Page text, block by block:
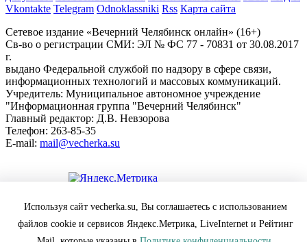
Vkontakte Telegram Odnoklassniki Rss Карта сайта
Сетевое издание «Вечерний Челябинск онлайн» (16+)
Cв-во о регистрации СМИ: ЭЛ № ФС 77 - 70831 от 30.08.2017
г.
выдано Федеральной службой по надзору в сфере связи,
информационных технологий и массовых коммуникаций.
Учредитель: Муниципальное автономное учреждение
"Информационная группа "Вечерний Челябинск"
Главный редактор: Д.В. Невзорова
Телефон: 263-85-35
E-mail: mail@vecherka.su
Все права защищены и охраняются законом.
При полном или частичном использовании материалов
ссылка на vecherka.su обязательна ( в интернете-гиперссылка).
Используя сайт vecherka.su, Вы соглашаетесь с использованием
файлов cookie и сервисов Яндекс.Метрика, LiveInternet и Рейтинг